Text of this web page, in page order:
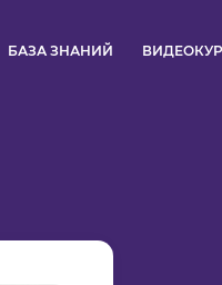
БАЗА ЗНАНИЙ